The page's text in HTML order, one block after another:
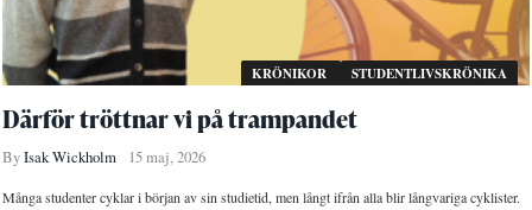
KRÖNIKOR STUDENTLIVSKRÖNIKA
Därför tröttnar vi på trampandet
ByIsak Wickholm 15 maj, 2026
Många studenter cyklar i början av sin studietid, men långt ifrån alla blir långvariga cyklister.